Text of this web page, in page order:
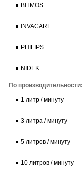
BITMOS
INVACARE
PHILIPS
NIDEK
По производительности:
1 литр / минуту
3 литра / минуту
5 литров / минуту
10 литров / минуту